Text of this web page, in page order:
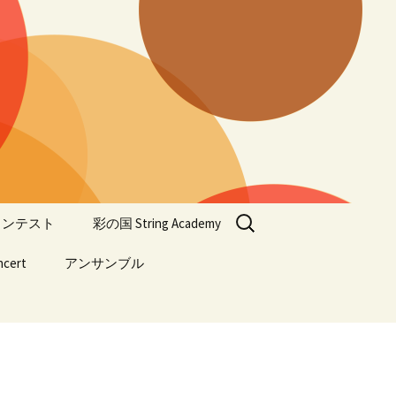
ンテスト 彩の国 String Academy
彩の国 String Academy
楽会
アンサンブル
検
索: